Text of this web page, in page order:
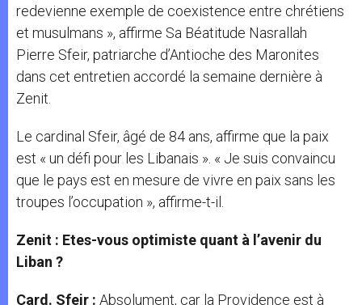
redevienne exemple de coexistence entre chrétiens
et musulmans », affirme Sa Béatitude Nasrallah
Pierre Sfeir, patriarche d’Antioche des Maronites
dans cet entretien accordé la semaine dernière à
Zenit.
Le cardinal Sfeir, âgé de 84 ans, affirme que la paix
est « un défi pour les Libanais ». « Je suis convaincu
que le pays est en mesure de vivre en paix sans les
troupes l’occupation », affirme-t-il.
Zenit : Etes-vous optimiste quant à l’avenir du
Liban ?
Card. Sfeir : Absolument, car la Providence est à